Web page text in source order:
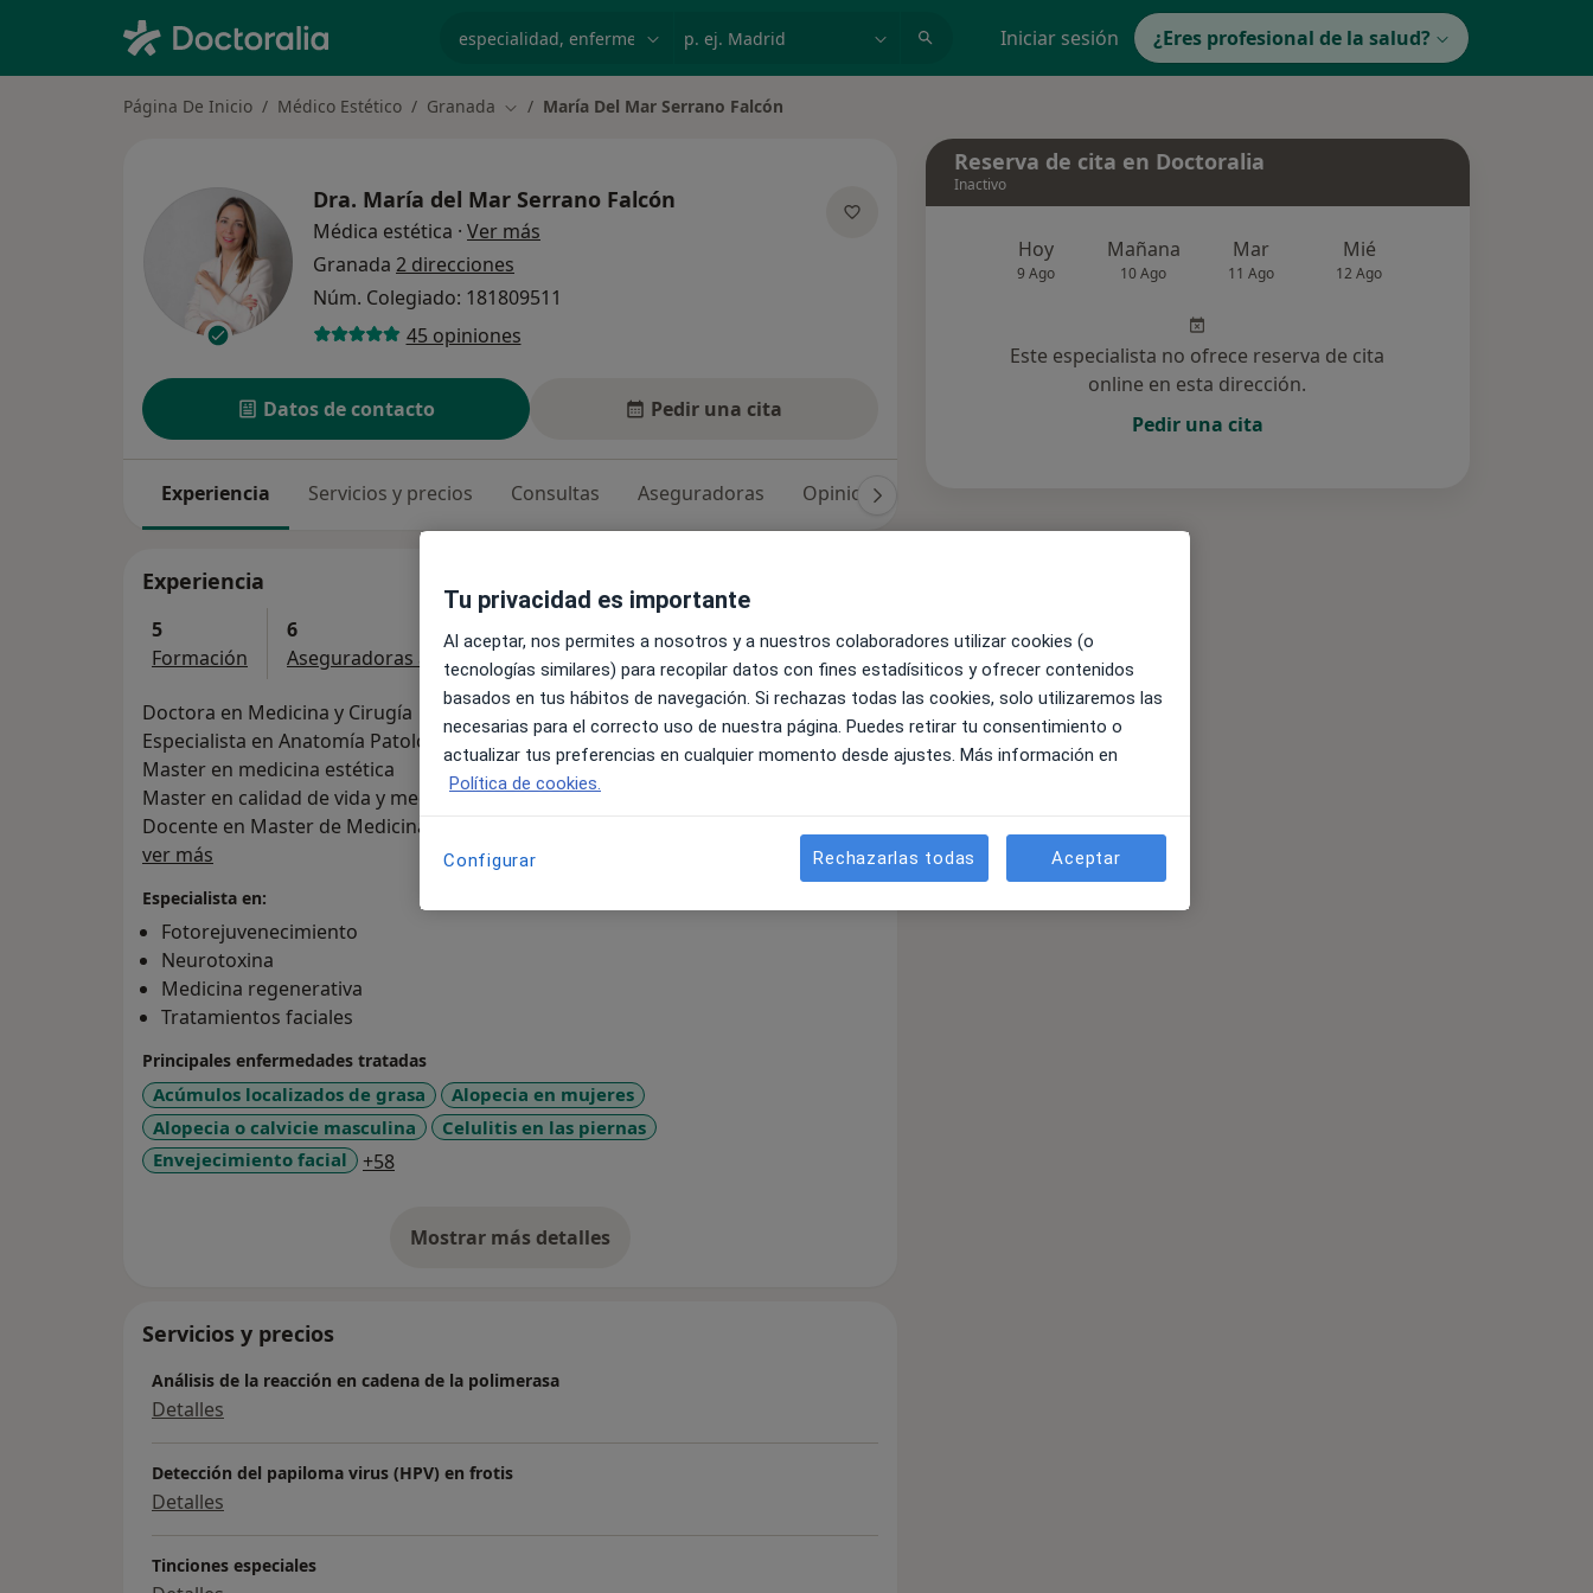
Iniciar sesión ¿Eres profesional de la salud?
Página De Inicio Médico Estético Granada Cambiar de ciudad
María Del Mar Serrano Falcón
Dra. María del Mar Serrano Falcón
Médica estética · Ver más
Granada 2 direcciones
Núm. Colegiado: 181809511
45 opiniones
Datos de contacto Pedir una cita
Experiencia Servicios y precios Consultas Aseguradoras Opiniones (45)
Experiencia
5
Formación
6
Aseguradoras aceptadas
Doctora en Medicina y Cirugía
Especialista en Anatomía Patológica. Experto universitario en Dermatopatologia.
Master en medicina estética
Master en calidad de vida y medicina estética en paciente oncológico
Docente en Master de Medicina estética Universidad católica de Valencia
ver más
Especialista en:
Fotorejuvenecimiento
Neurotoxina
Medicina regenerativa
Tratamientos faciales
Principales enfermedades tratadas
Acúmulos localizados de grasa
Alopecia en mujeres
Alopecia o calvicie masculina
Celulitis en las piernas
Envejecimiento facial
+58a11y_sr_more_diseases
Mostrar más detalles
sobre la experiencia
Servicios y precios
Análisis de la reacción en cadena de la polimerasa
Detalles
Detección del papiloma virus (HPV) en frotis
Detalles
Tinciones especiales
Reserva de cita en Doctoralia
Inactivo
Hoy
9 Ago
Mañana
10 Ago
Mar
11 Ago
Mié
12 Ago
Este especialista no ofrece reserva de cita
online en esta dirección.
Pedir una cita
Tu privacidad es importante
Al aceptar, nos permites a nosotros y a nuestros colaboradores utilizar cookies (o
tecnologías similares) para recopilar datos con fines estadísiticos y ofrecer contenidos
basados en tus hábitos de navegación. Si rechazas todas las cookies, solo utilizaremos las
necesarias para el correcto uso de nuestra página. Puedes retirar tu consentimiento o
actualizar tus preferencias en cualquier momento desde ajustes. Más información en
Política de cookies.
Configurar Rechazarlas todas Aceptar